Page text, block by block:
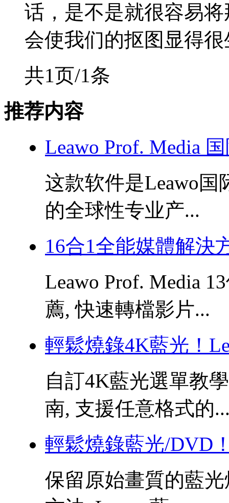
话，是不是就很容易
会使我们的抠图显得很
共1页/1条
推荐内容
Leawo Prof. Media
这款软件是Leawo
的全球性专业产...
16合1全能媒體解決
Leawo Prof. Media
薦, 快速轉檔影片...
輕鬆燒錄4K藍光！
自訂4K藍光選單教
南, 支援任意格式的
輕鬆燒錄藍光/DVD
保留原始畫質的藍